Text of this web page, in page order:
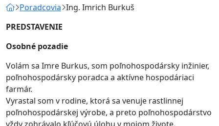
Poradcovia Ing. Imrich Burkuš
PREDSTAVENIE
Osobné pozadie
Volám sa Imre Burkus, som poľnohospodársky inžinier,
poľnohospodársky poradca a aktívne hospodáriaci
farmár.
Vyrastal som v rodine, ktorá sa venuje rastlinnej
poľnohospodárskej výrobe, a preto poľnohospodárstvo